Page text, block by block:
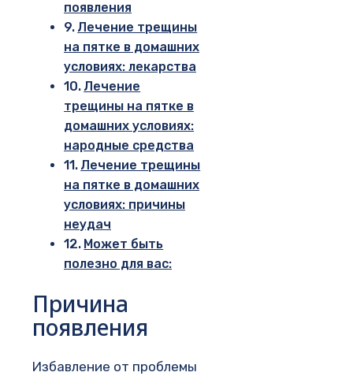
появления
Лечение трещины
на пятке в домашних
условиях: лекарства
Лечение
трещины на пятке в
домашних условиях:
народные средства
Лечение трещины
на пятке в домашних
условиях: причины
неудач
Может быть
полезно для вас:
Причина
появления
Избавление от проблемы